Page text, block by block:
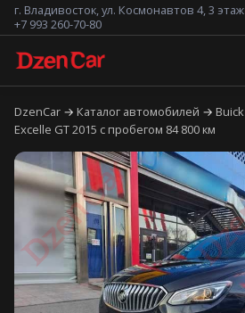
г. Владивосток, ул. Космонавтов 4, 3 этаж
+7 993 260-70-80
DzenCar Каталог автомобилей Buick
Excelle GT 2015 с пробегом 84 800 км